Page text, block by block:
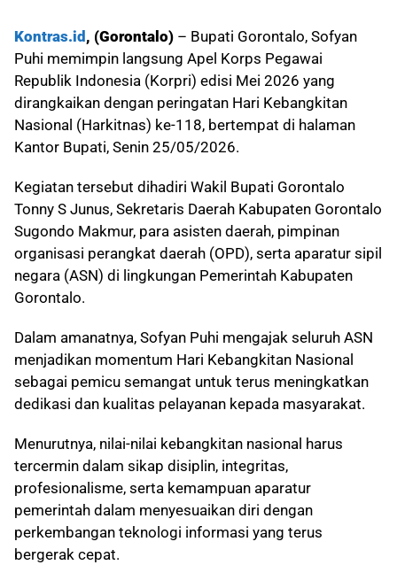
Kontras.id , (Gorontalo) – Bupati Gorontalo, Sofyan
Puhi memimpin langsung Apel Korps Pegawai
Republik Indonesia (Korpri) edisi Mei 2026 yang
dirangkaikan dengan peringatan Hari Kebangkitan
Nasional (Harkitnas) ke-118, bertempat di halaman
Kantor Bupati, Senin 25/05/2026.
Kegiatan tersebut dihadiri Wakil Bupati Gorontalo
Tonny S Junus, Sekretaris Daerah Kabupaten Gorontalo
Sugondo Makmur, para asisten daerah, pimpinan
organisasi perangkat daerah (OPD), serta aparatur sipil
negara (ASN) di lingkungan Pemerintah Kabupaten
Gorontalo.
Dalam amanatnya, Sofyan Puhi mengajak seluruh ASN
menjadikan momentum Hari Kebangkitan Nasional
sebagai pemicu semangat untuk terus meningkatkan
dedikasi dan kualitas pelayanan kepada masyarakat.
Menurutnya, nilai-nilai kebangkitan nasional harus
tercermin dalam sikap disiplin, integritas,
profesionalisme, serta kemampuan aparatur
pemerintah dalam menyesuaikan diri dengan
perkembangan teknologi informasi yang terus
bergerak cepat.